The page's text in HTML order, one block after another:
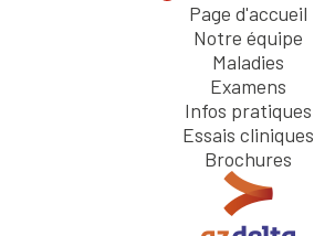
Page d'accueil
Notre équipe
Maladies
Examens
Infos pratiques
Essais cliniques
Brochures